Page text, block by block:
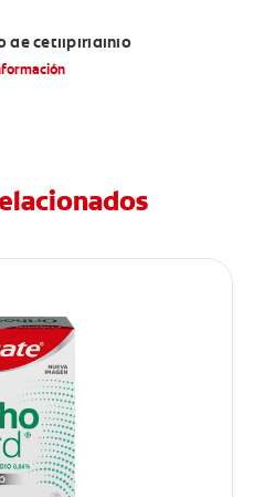
de cetilpiridinio